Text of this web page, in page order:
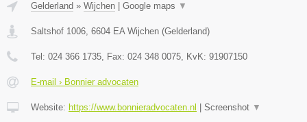
Gelderland » Wijchen Google maps ▼
Saltshof 1006, 6604 EA Wijchen (Gelderland)
Tel: 024 366 1735, Fax: 024 348 0075, KvK: 91907150
E-mail › Bonnier advocaten
Website: https://www.bonnieradvocaten.nl Screenshot ▼